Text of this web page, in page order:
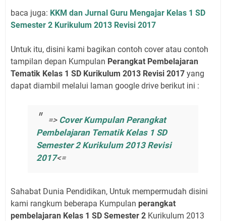
baca juga: KKM dan Jurnal Guru Mengajar Kelas 1 SD
Semester 2 Kurikulum 2013 Revisi 2017
Untuk itu, disini kami bagikan contoh cover atau contoh
tampilan depan Kumpulan Perangkat Pembelajaran
Tematik Kelas 1 SD Kurikulum 2013 Revisi 2017 yang
dapat diambil melalui laman google drive berikut ini :
=> Cover Kumpulan Perangkat
Pembelajaran Tematik Kelas 1 SD
Semester 2 Kurikulum 2013 Revisi
2017<=
Sahabat Dunia Pendidikan, Untuk mempermudah disini
kami rangkum beberapa Kumpulan perangkat
pembelajaran Kelas 1 SD Semester 2 Kurikulum 2013